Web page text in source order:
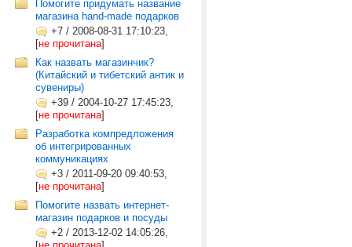
Помогите придумать название
магазина hand-made подарков
+7 / 2008-08-31 17:10:23,
[не прочитана]
Как назвать магазинчик?
(Китайский и тибетский антик и
сувениры)
+39 / 2004-10-27 17:45:23,
[не прочитана]
Разработка компредложения
об интегрированных
коммуникациях
+3 / 2011-09-20 09:40:53,
[не прочитана]
Помогите назвать интернет-
магазин подарков и посуды
+2 / 2013-12-02 14:05:26,